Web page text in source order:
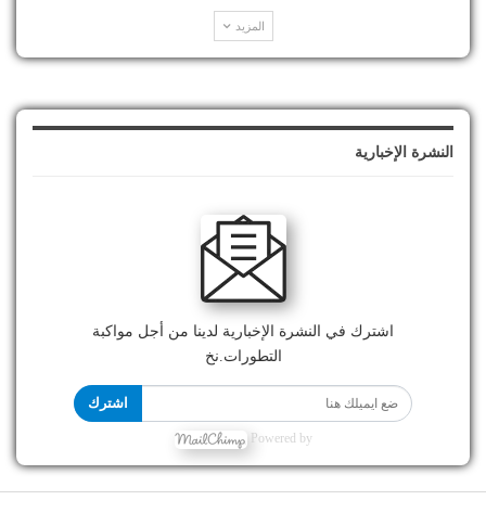
المزيد
النشرة الإخبارية
اشترك في النشرة الإخبارية لدينا من أجل مواكبة
التطورات.نخ
اشترك
Powered by